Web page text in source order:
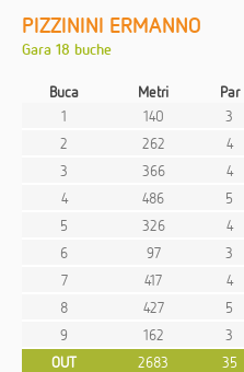
PIZZININI ERMANNO
Gara 18 buche
Buca Metri Par
1
140 3
2
262 4
3
366 4
4
486 5
5
326 4
6
97 3
7
417 4
8
427 5
9
162 3
OUT
2683 35